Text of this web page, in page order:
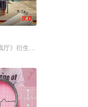
9.0
厅》衍生综艺